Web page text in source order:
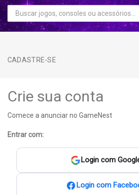
CADASTRE-SE
Crie sua conta
Comece a anunciar no GameNest
Entrar com:
Login com
Login com